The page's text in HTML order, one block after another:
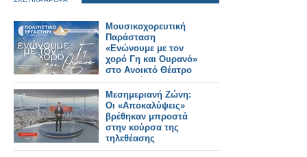
Μουσικοχορευτική
Παράσταση
«Ενώνουμε με τον
χορό Γη και Ουρανό»
στο Ανοικτό Θέατρο
Λιμανιού
Μεσημεριανή Ζώνη:
Οι «Αποκαλύψεις»
βρέθηκαν μπροστά
στην κούρσα της
τηλεθέασης